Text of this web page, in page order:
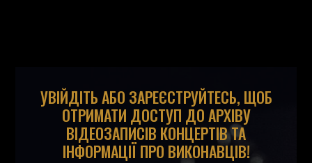
УВІЙДІТЬ АБО ЗАРЕЄСТРУЙТЕСЬ, ЩОБ
ОТРИМАТИ ДОСТУП ДО АРХІВУ
ВІДЕОЗАПИСІВ КОНЦЕРТІВ ТА
ІНФОРМАЦІЇ ПРО ВИКОНАВЦІВ!